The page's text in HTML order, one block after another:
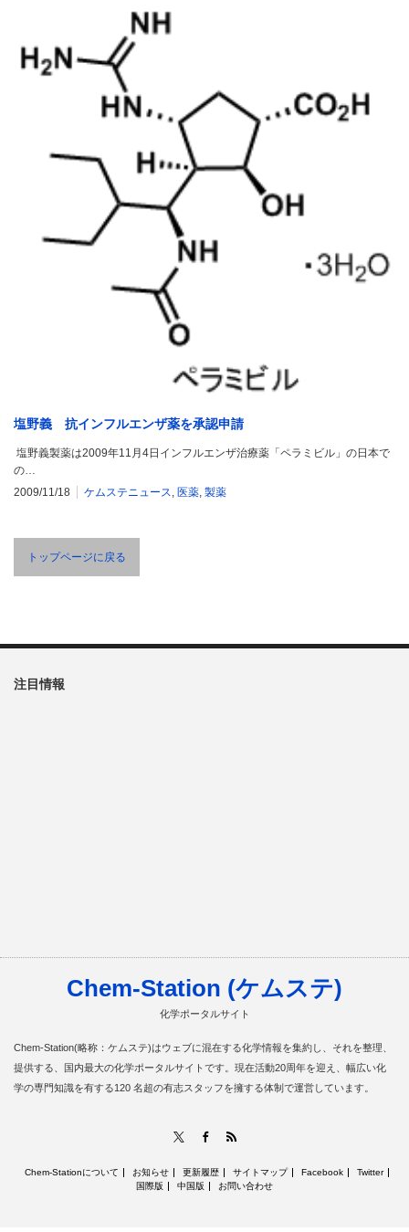
塩野義 抗インフルエンザ薬を承認申請
塩野義製薬は2009年11月4日インフルエンザ治療薬「ペラミビル」の日本で
の…
2009/11/18
ケムステニュース 医薬 製薬
トップページに戻る
注目情報
Chem-Station (ケムステ)
化学ポータルサイト
Chem-Station(略称：ケムステ)はウェブに混在する化学情報を集約し、それを整理、
提供する、国内最大の化学ポータルサイトです。現在活動20周年を迎え、幅広い化
学の専門知識を有する120 名超の有志スタッフを擁する体制で運営しています。
Facebook
Chem-Stationについて お知らせ 更新履歴 サイトマップ Facebook
Twitter
国際版
中国版 お問い合わせ